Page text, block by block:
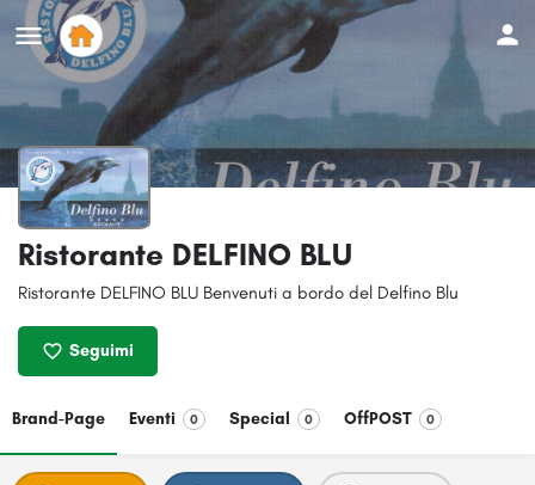
Ristorante DELFINO BLU
Ristorante DELFINO BLU Benvenuti a bordo del Delfino Blu
Seguimi
Brand-Page Eventi 0 Special 0 OffPOST 0